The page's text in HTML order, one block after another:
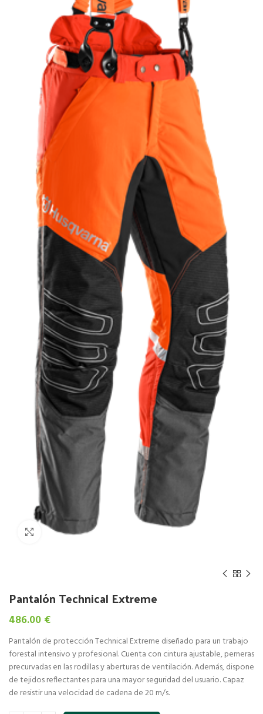
Click to enlarge
Pantalón Technical Extreme
486.00 €
Pantalón de protección Technical Extreme diseñado para un trabajo
forestal intensivo y profesional. Cuenta con cintura ajustable, perneras
precurvadas en las rodillas y aberturas de ventilación. Además, dispone
de tejidos reflectantes para una mayor seguridad del usuario. Capaz
de resistir una velocidad de cadena de 20 m/s.